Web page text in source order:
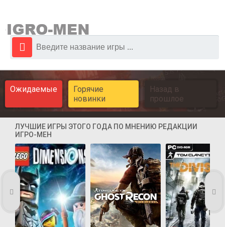
Ожидаемые
Горячие
новинки
Назад в
прошлое
ЛУЧШИЕ ИГРЫ ЭТОГО ГОДА ПО МНЕНИЮ РЕДАКЦИИ
ИГРО-МЕН